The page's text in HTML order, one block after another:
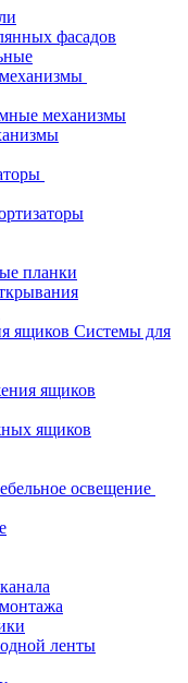
фасадов
механизмы
планки
Системы для
ящиков
ящиков
освещение
ленты